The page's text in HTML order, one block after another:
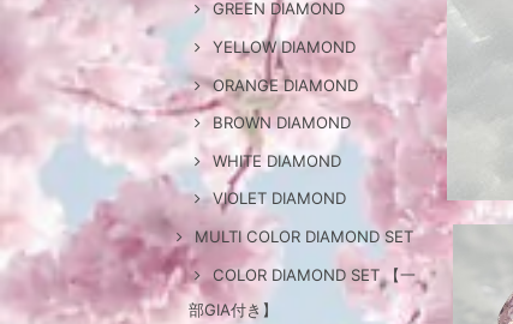
GREEN DIAMOND
YELLOW DIAMOND
ORANGE DIAMOND
BROWN DIAMOND
WHITE DIAMOND
VIOLET DIAMOND
MULTI COLOR DIAMOND SET
COLOR DIAMOND SET 【一
部GIA付き】